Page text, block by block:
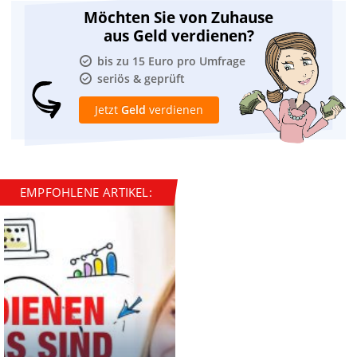
Möchten Sie von Zuhause
aus Geld verdienen?
bis zu 15 Euro pro Umfrage
seriös & geprüft
Jetzt Geld verdienen
EMPFOHLENE ARTIKEL: